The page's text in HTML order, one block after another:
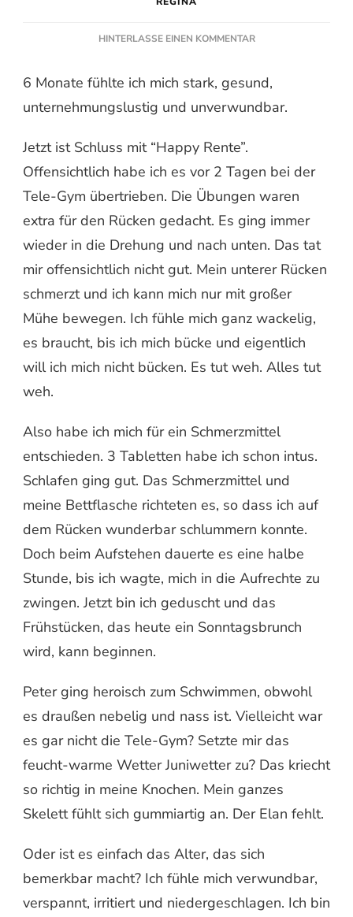
HINTERLASSE EINEN KOMMENTARZU
6 Monate fühlte ich mich stark, gesund,
unternehmungslustig und unverwundbar.
Jetzt ist Schluss mit “Happy Rente”.
Offensichtlich habe ich es vor 2 Tagen bei der
Tele-Gym übertrieben. Die Übungen waren
extra für den Rücken gedacht. Es ging immer
wieder in die Drehung und nach unten. Das tat
mir offensichtlich nicht gut. Mein unterer Rücken
schmerzt und ich kann mich nur mit großer
Mühe bewegen. Ich fühle mich ganz wackelig,
es braucht, bis ich mich bücke und eigentlich
will ich mich nicht bücken. Es tut weh. Alles tut
weh.
Also habe ich mich für ein Schmerzmittel
entschieden. 3 Tabletten habe ich schon intus.
Schlafen ging gut. Das Schmerzmittel und
meine Bettflasche richteten es, so dass ich auf
dem Rücken wunderbar schlummern konnte.
Doch beim Aufstehen dauerte es eine halbe
Stunde, bis ich wagte, mich in die Aufrechte zu
zwingen. Jetzt bin ich geduscht und das
Frühstücken, das heute ein Sonntagsbrunch
wird, kann beginnen.
Peter ging heroisch zum Schwimmen, obwohl
es draußen nebelig und nass ist. Vielleicht war
es gar nicht die Tele-Gym? Setzte mir das
feucht-warme Wetter Juniwetter zu? Das kriecht
so richtig in meine Knochen. Mein ganzes
Skelett fühlt sich gummiartig an. Der Elan fehlt.
Oder ist es einfach das Alter, das sich
bemerkbar macht? Ich fühle mich verwundbar,
verspannt, irritiert und niedergeschlagen. Ich bin